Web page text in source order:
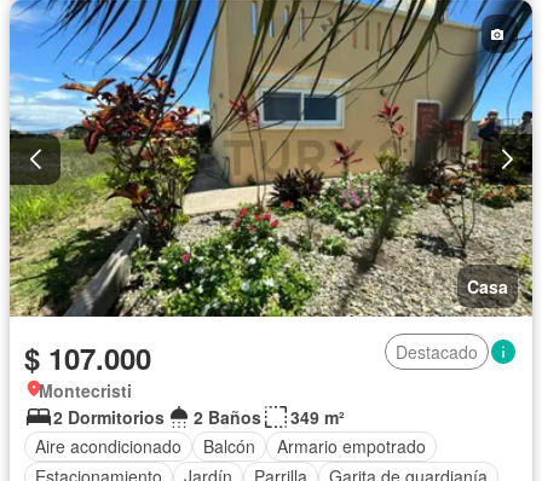
Casa
$ 107.000
Destacado
Montecristi
2 Dormitorios
2 Baños
349 m²
Aire acondicionado
Balcón
Armario empotrado